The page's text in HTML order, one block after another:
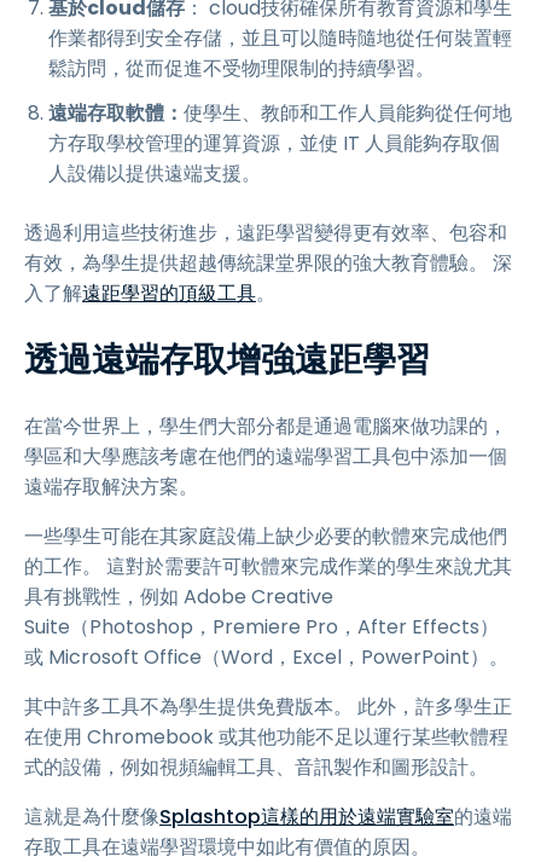
基於cloud儲存 ： cloud技術確保所有教育資源和學生
作業都得到安全存儲，並且可以隨時隨地從任何裝置輕
鬆訪問，從而促進不受物理限制的持續學習。
遠端存取軟體： 使學生、教師和工作人員能夠從任何地
方存取學校管理的運算資源，並使 IT 人員能夠存取個
人設備以提供遠端支援。
透過利用這些技術進步，遠距學習變得更有效率、包容和
有效，為學生提供超越傳統課堂界限的強大教育體驗。 深
入了解遠距學習的頂級工具。
透過遠端存取增強遠距學習
在當今世界上，學生們大部分都是通過電腦來做功課的，
學區和大學應該考慮在他們的遠端學習工具包中添加一個
遠端存取解決方案。
一些學生可能在其家庭設備上缺少必要的軟體來完成他們
的工作。 這對於需要許可軟體來完成作業的學生來說尤其
具有挑戰性，例如 Adobe Creative
Suite（Photoshop，Premiere Pro，After Effects）
或 Microsoft Office（Word，Excel，PowerPoint）。
其中許多工具不為學生提供免費版本。 此外，許多學生正
在使用 Chromebook 或其他功能不足以運行某些軟體程
式的設備，例如視頻編輯工具、音訊製作和圖形設計。
這就是為什麼像Splashtop這樣的用於遠端實驗室的遠端
存取工具在遠端學習環境中如此有價值的原因。